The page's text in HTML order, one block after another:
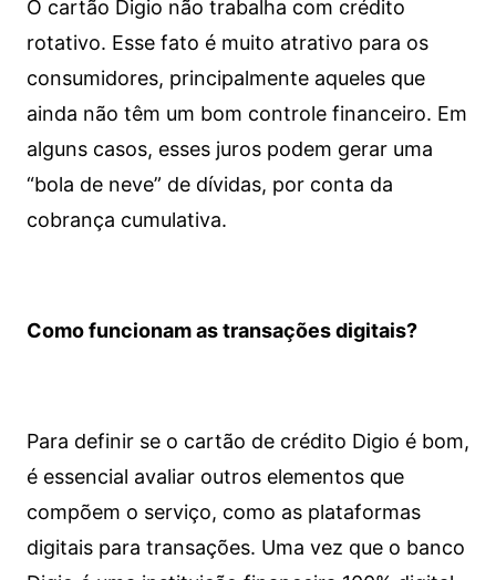
O cartão Digio não trabalha com crédito
rotativo. Esse fato é muito atrativo para os
consumidores, principalmente aqueles que
ainda não têm um bom controle financeiro. Em
alguns casos, esses juros podem gerar uma
“bola de neve” de dívidas, por conta da
cobrança cumulativa.
Como funcionam as transações digitais?
Para definir se o cartão de crédito Digio é bom,
é essencial avaliar outros elementos que
compõem o serviço, como as plataformas
digitais para transações. Uma vez que o banco